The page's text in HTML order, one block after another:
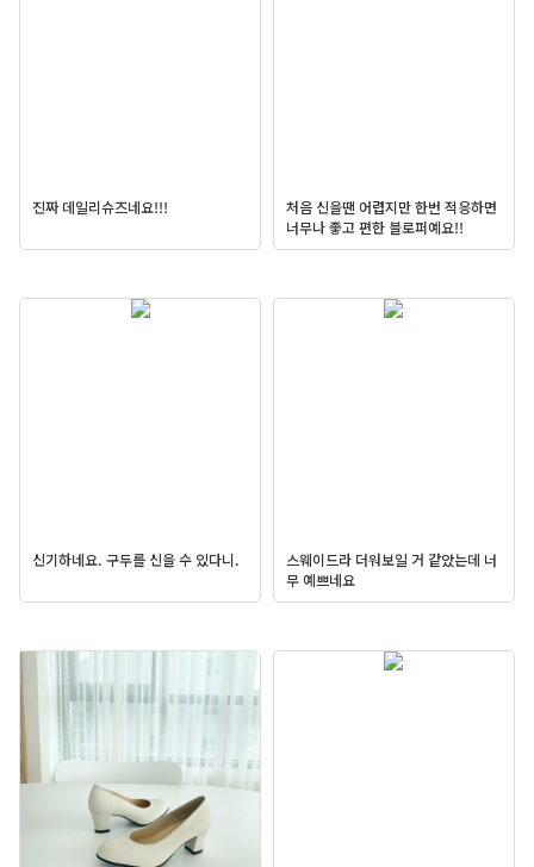
진짜 데일리슈즈네요!!!
처음 신을땐 어렵지만 한번 적응하면
너무나 좋고 편한 블로퍼예요!!
신기하네요. 구두를 신을 수 있다니.
스웨이드라 더워보일 거 같았는데 너
무 예쁘네요